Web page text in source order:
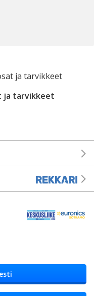
ja tarvikkeet
ja tarvikkeet